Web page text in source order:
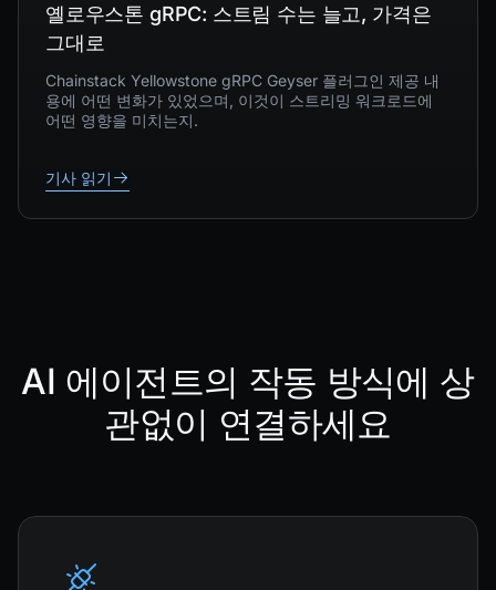
옐로우스톤 gRPC: 스트림 수는 늘고, 가격은
그대로
Chainstack Yellowstone gRPC Geyser 플러그인 제공 내
용에 어떤 변화가 있었으며, 이것이 스트리밍 워크로드에
어떤 영향을 미치는지.
기사 읽기
AI 에이전트의 작동 방식에 상
관없이 연결하세요